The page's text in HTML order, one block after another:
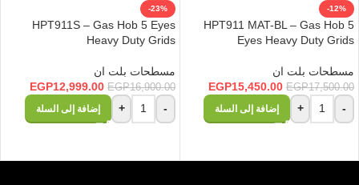
-12%
HPT911 MAT-BL – Gas Hob 5
Eyes Heavy Duty Grids
مسطحات بلت ان
EGP17,500.00
EGP15,450.00
-
+ إضافة إلى السلة
-23%
HPT911S – Gas Hob 5 Eyes
Heavy Duty Grids
مسطحات بلت ان
EGP16,900.00
EGP12,999.00
-
+ إضافة إلى السلة